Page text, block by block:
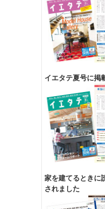
イエタテ夏号に掲
家を建てるときに
されました